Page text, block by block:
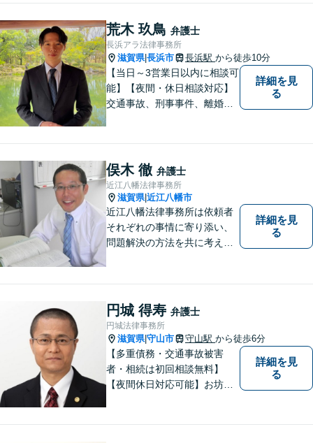
荒木 玖鳥 弁護士
長浜アラ法律事務所
滋賀県|長浜市 長浜駅 から徒歩10分
【当日～3営業日以内に相談可
能】【夜間・休日相談対応】
交通事故、刑事事件、離婚・
詳細を見
る
俣木 徹 弁護士
近江八幡法律事務所
滋賀県|近江八幡市
近江八幡法律事務所は依頼者
それぞれの事情に寄り添い、
問題解決の方法を共に考える
方」も、ぜひお気軽にご相談
ください。
詳細を見
る
円城 得寿 弁護士
円城法律事務所
滋賀県|守山市 守山駅 から徒歩6分
【多重債務・交通事故被害
者・相続は初回相談無料】
【夜間休日対応可能】お坊さ
詳細を見
る